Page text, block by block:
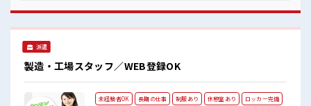
職場！ 休憩室でホッと一息リフレッシュ！
派遣
製造・工場スタッフ／WEB登録OK
未経験者OK 長期の仕事 制服あり 休憩室あり
ロッカー完備